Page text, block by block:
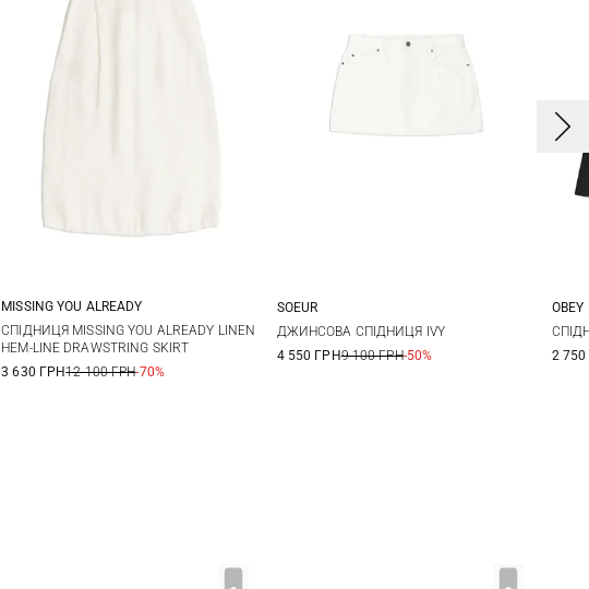
L/XL S/M XXS/XS
MISSING YOU ALREADY
СПІДНИЦЯ MISSING YOU ALREADY LINEN
HEM-LINE DRAWSTRING SKIRT
3 630 ГРН12 100 ГРН-70%
34 36 38
SOEUR
ДЖИНСОВА СПІДНИЦЯ IVY
4 550 ГРН9 100 ГРН-50%
OBEY
2